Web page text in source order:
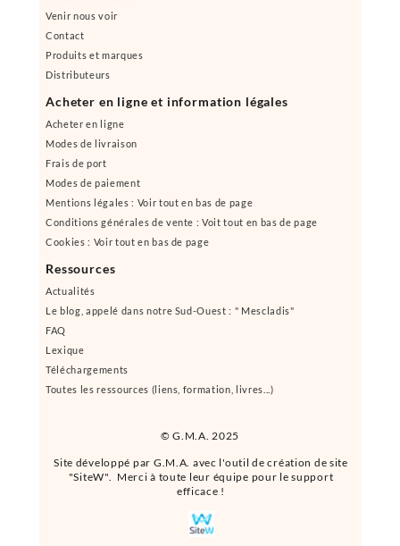
© G.M.A. 2025
Site développé par G.M.A. avec l'outil de création de site
"SiteW". Merci à toute leur équipe pour le support
efficace !
Venir nous voir
Contact
Produits et marques
Distributeurs
Acheter en ligne et information légales
Acheter en ligne
Modes de livraison
Frais de port
Modes de paiement
Mentions légales : Voir tout en bas de page
Conditions générales de vente : Voit tout en bas de page
Cookies : Voir tout en bas de page
Ressources
Actualités
Le blog, appelé dans notre Sud-Ouest : " Mescladis"
FAQ
Lexique
Téléchargements
Toutes les ressources (liens, formation, livres...)